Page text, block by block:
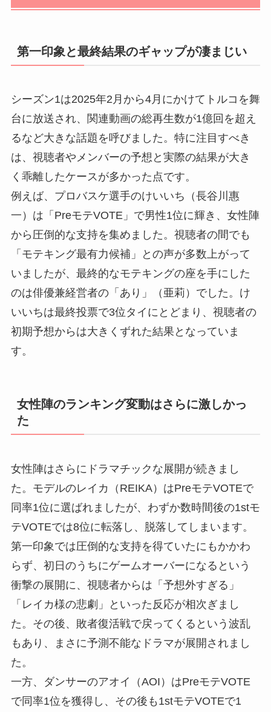
第一印象と最終結果のギャップが凄まじい
シーズン1は2025年2月から4月にかけてトルコを舞
台に放送され、関連動画の総再生数が1億回を超え
るなど大きな話題を呼びました。特に注目すべき
は、視聴者やメンバーの予想と実際の結果が大き
く乖離したケースが多かった点です。
例えば、プロバスケ選手のけいいち（長谷川惠
一）は「PreモテVOTE」で男性1位に輝き、女性陣
から圧倒的な支持を集めました。視聴者の間でも
「モテキング最有力候補」との声が多数上がって
いましたが、最終的なモテキングの座を手にした
のは俳優兼経営者の「あり」（亜莉）でした。け
いいちは最終投票で3位タイにとどまり、視聴者の
初期予想からは大きくずれた結果となっていま
す。
女性陣のランキング変動はさらに激しかっ
た
女性陣はさらにドラマチックな展開が続きまし
た。モデルのレイカ（REIKA）はPreモテVOTEで
同率1位に選ばれましたが、わずか数時間後の1stモ
テVOTEでは8位に転落し、脱落してしまいます。
第一印象では圧倒的な支持を得ていたにもかかわ
らず、初日のうちにゲームオーバーになるという
衝撃の展開に、視聴者からは「予想外すぎる」
「レイカ様の悲劇」といった反応が相次ぎまし
た。その後、敗者復活戦で戻ってくるという波乱
もあり、まさに予測不能なドラマが展開されまし
た。
一方、ダンサーのアオイ（AOI）はPreモテVOTE
で同率1位を獲得し、その後も1stモテVOTEで1